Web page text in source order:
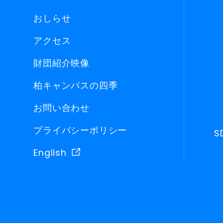
おしらせ
アクセス
財団紹介映像
柏キャンパスの四季
お問い合わせ
プライバシーポリシー
English